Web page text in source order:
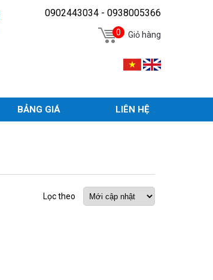
0902443034 - 0938005366
Giỏ hàng
0
BẢNG GIÁ LIÊN HỆ
Lọc theo